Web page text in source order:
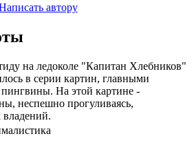
автору
на ледоколе "Капитан Хлебников"
в серии картин, главными
На этой картине -
неспешно прогуливаясь,
владений.